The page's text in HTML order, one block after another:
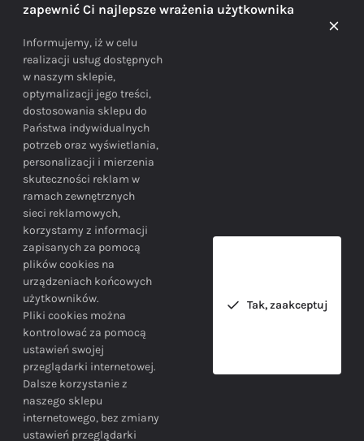
Doradzamy na każdym etapie zakupu
BEZPIECZEŃSTWO
Bezpieczne zakupy gwarantowane!
INFORMACJE
zapewnić Ci najlepsze wrażenia użytkownika
Informujemy, iż w celu
realizacji usług dostępnych
w naszym sklepie,
optymalizacji jego treści,
dostosowania sklepu do
Państwa indywidualnych
potrzeb oraz wyświetlania,
personalizacji i mierzenia
skuteczności reklam w
ramach zewnętrznych
sieci reklamowych,
korzystamy z informacji
zapisanych za pomocą
plików cookies na
urządzeniach końcowych
użytkowników.
Pliki cookies można
kontrolować za pomocą
ustawień swojej
przeglądarki internetowej.
Dalsze korzystanie z
naszego sklepu
internetowego, bez zmiany
ustawień przeglądarki
Tak, zaakceptuj